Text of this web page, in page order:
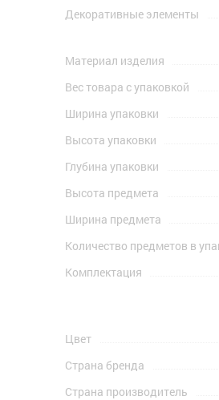
Декоративные элементы
Материал изделия
Вес товара с упаковкой
Ширина упаковки
Высота упаковки
Глубина упаковки
Высота предмета
Ширина предмета
Количество предметов в
Комплектация
Цвет
Страна бренда
Страна производитель